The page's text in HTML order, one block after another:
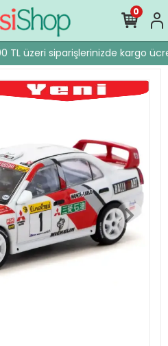
TL üzeri siparişlerinizde kargo
0